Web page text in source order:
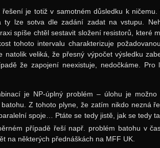
je totiž v samotném důsledku k
ty lze sotva dle zadání zadat na vstupu.
spíše chtěl sestavit složení resistorů, které
tohoto intervalu charakterizuje
natolik veliká, že přesný výpočet výsledku
že zapojení neexistuje, nedočkáme.
je NP-úplný problém – úlohu je možno
Z tohoto plyne, že zatím nikdo nezná
spoje… Ptáte se tedy jistě, jak se tedy
případě řeší např. problém batohu v
na některých přednáškách na MFF UK.